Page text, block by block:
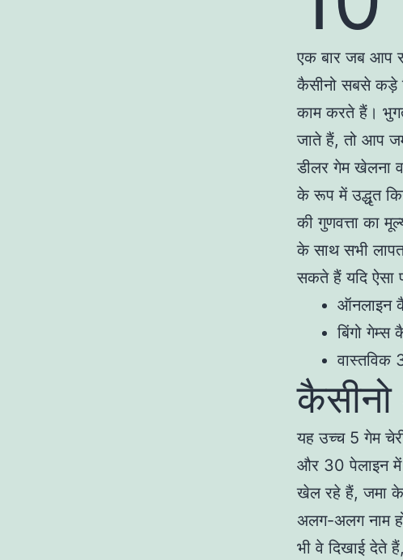
एक बार जब आप
कैसीनो सबसे कड़े
काम करते हैं।
जाते हैं, तो आप
डीलर गेम खेलना
के रूप में उद्धृत
की गुणवत्ता का
के साथ सभी
सकते हैं यदि ऐसा
ऑनलाइन
बिंगो गेम्स
यह उच्च 5 गेम
और 30 पेलाइन में
खेल रहे हैं, जमा के
अलग-अलग नाम
भी वे दिखाई देते